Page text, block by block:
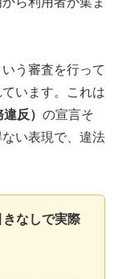
う審査を行って
います。これは
反） の宣言そ
い表現で、違法
きなしで実際